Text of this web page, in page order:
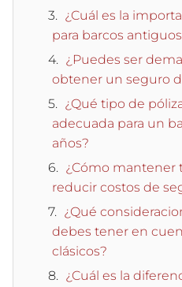
¿Cuál es la
para barcos
¿Puedes ser
obtener un seguro
¿Qué tipo de
adecuada para un
años?
¿Cómo mantener
reducir costos de
¿Qué
debes tener en
clásicos?
¿Cuál es la